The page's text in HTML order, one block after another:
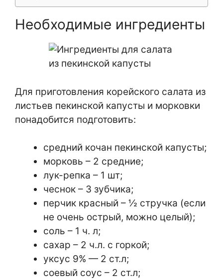
Необходимые ингредиенты
Для приготовления корейского салата из
листьев пекинской капусты и морковки
понадобится подготовить:
средний кочан пекинской капусты;
морковь – 2 средние;
лук-репка – 1 шт;
чеснок – 3 зубчика;
перчик красный – ½ стручка (если
не очень острый, можно целый);
соль – 1 ч. л;
сахар – 2 ч.л. с горкой;
уксус 9% — 2 ст.л;
соевый соус – 2 ст.л;